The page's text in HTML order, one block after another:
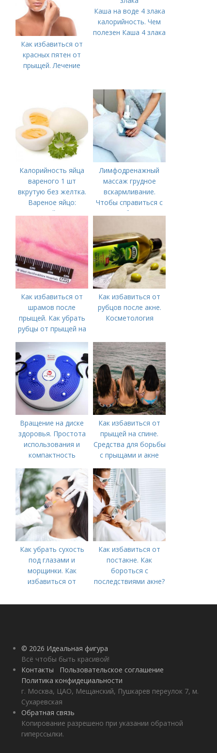
Как избавиться от
красных пятен от
прыщей. Лечение
Каша на воде 4 злака
калорийность. Чем
полезен Каша 4 злака
Калорийность яйца
вареного 1 шт
вкрутую без желтка.
Вареное яйцо:
калорийность
Лимфодренажный
массаж грудное
вскармливание.
Чтобы справиться с
нагрубанием,
предпринять
следующие действия:
Как избавиться от
шрамов после
прыщей. Как убрать
рубцы от прыщей на
Как избавиться от
рубцов после акне.
Косметология
Вращение на диске
здоровья. Простота
использования и
компактность
Как избавиться от
прыщей на спине.
Средства для борьбы
с прыщами и акне
Как убрать сухость
под глазами и
морщинки. Как
избавиться от
косметологические
Как избавиться от
постакне. Как
бороться с
последствиями акне?
© 2026 Идеальная фигура
Всё чтобы быть красивой!
Контакты
Пользовательское соглашение
Политика конфидециальности
г. Москва, ЦАО, Мещанский, Пушкарев переулок 7, м.
Сухаревская
Обратная связь
Копирование разрешено при указании обратной
гиперссылки.